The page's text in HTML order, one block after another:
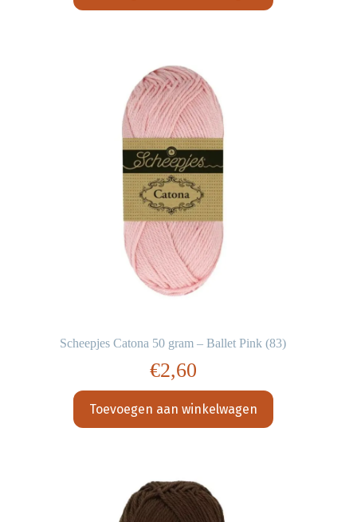
Scheepjes Catona 50 gram – Ballet Pink (83)
€2,60
Toevoegen aan winkelwagen